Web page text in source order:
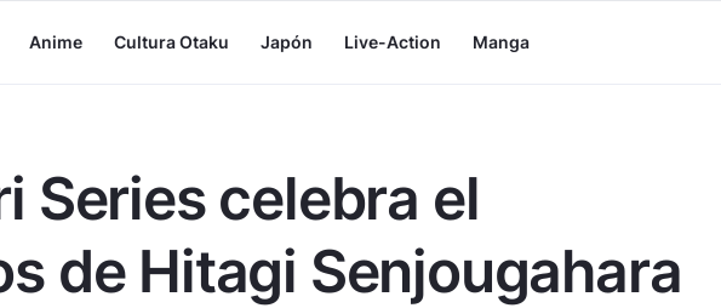
Anime Cultura Otaku Japón Live-Action Manga
Series celebra el
de Hitagi Senjougahara